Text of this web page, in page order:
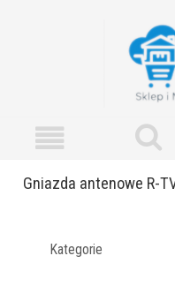
Gniazda antenowe R-
Kategorie